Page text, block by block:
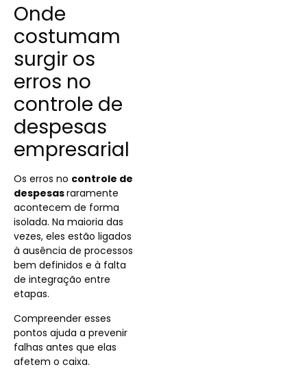
Onde
costumam
surgir os
erros no
controle de
despesas
empresarial
Os erros no controle de
despesasraramente
acontecem de forma
isolada. Na maioria das
vezes, eles estão ligados
à ausência de processos
bem definidos e à falta
de integração entre
etapas.
Compreender esses
pontos ajuda a prevenir
falhas antes que elas
afetem o caixa.